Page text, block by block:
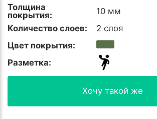
Толщина
покрытия:
10 мм
Количество слоев:
2 слоя
Цвет покрытия:
Разметка:
Хочу такой же